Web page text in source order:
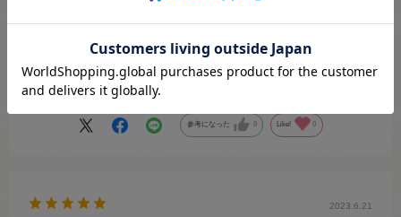
典型的なタータン柄で冬にはピッタリです。
インテリアにも使えそうで、何を作ろうか考えるのが楽しみです。
参考になった 0 Like! 0
2023.6.21